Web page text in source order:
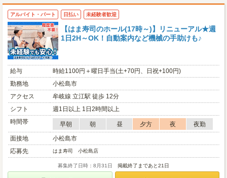
アルバイト・パート 日払い 未経験者歓迎
【はま寿司のホール(17時～)】リニューアル★週
1日2H～OK！自動案内など機械の手助けも♪
給与
時給1100円＋曜日手当(土+70円、日祝+100円)
勤務地
小松島市
アクセス
牟岐線 立江駅 徒歩 12分
シフト
週1日以上 1日2時間以上
時間帯
早朝 朝 昼 夕方 夜
夜勤
面接地
小松島市
応募先
はま寿司 小松島店
募集終了日時：8月31日 掲載終了まであと21日